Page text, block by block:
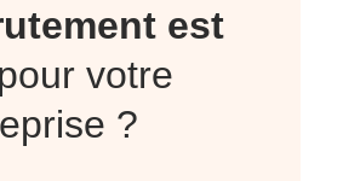
est
pour votre
?